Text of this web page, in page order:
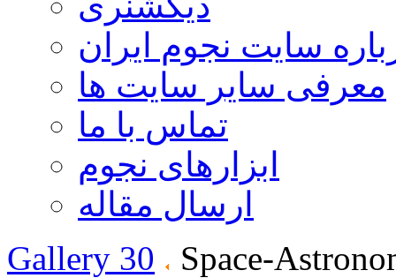
سایت نجوم ایران
معرفی سایر سایت ها
تماس با ما
ابزارهای نجوم
ارسال مقاله
Gallery 30
Space-